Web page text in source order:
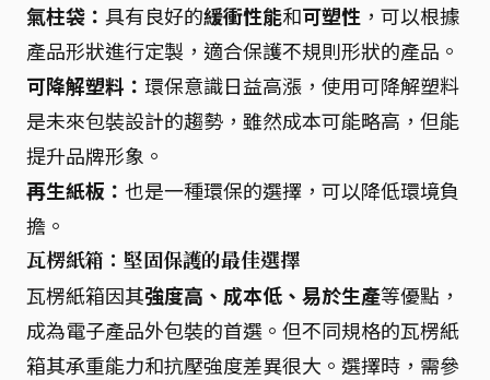
氣柱袋： 具有良好的緩衝性能和可塑性 ，可以根據
產品形狀進行定製，適合保護不規則形狀的產品。
可降解塑料： 環保意識日益高漲，使用可降解塑料
是未來包裝設計的趨勢，雖然成本可能略高，但能
提升品牌形象。
再生紙板： 也是一種環保的選擇，可以降低環境負
擔。
瓦楞紙箱：堅固保護的最佳選擇
瓦楞紙箱因其強度高、成本低、易於生產等優點，
成為電子產品外包裝的首選。但不同規格的瓦楞紙
箱其承重能力和抗壓強度差異很大。選擇時，需參